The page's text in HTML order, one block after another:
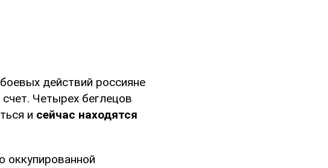
действий россияне
Четырех беглецов
и сейчас находятся
оккупированной